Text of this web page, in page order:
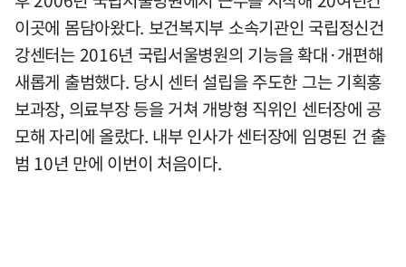
이곳에 몸담아왔다. 보건복지부 소속기관인 국립정신건
강센터는 2016년 국립서울병원의 기능을 확대·개편해
새롭게 출범했다. 당시 센터 설립을 주도한 그는 기획홍
보과장, 의료부장 등을 거쳐 개방형 직위인 센터장에 공
모해 자리에 올랐다. 내부 인사가 센터장에 임명된 건 출
범 10년 만에 이번이 처음이다.